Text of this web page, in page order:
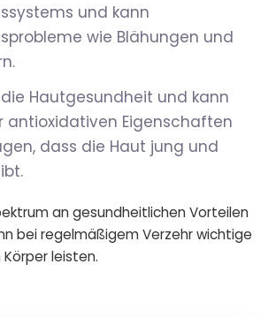
und kann
wie Blähungen und
Hautgesundheit und kann
antioxidativen Eigenschaften
dass die Haut jung und
an gesundheitlichen Vorteilen
bei regelmäßigem Verzehr wichtige
leisten.